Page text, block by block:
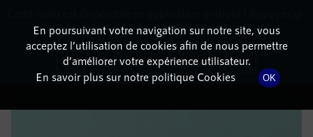
DÉTAILS DE L'ÉPISODE
30 août 2022à 6h59, durée : Invalid date
En poursuivant votre navigation sur notre site, vous
acceptez l’utilisation de cookies afin de nous permettre
d’améliorer votre expérience utilisateur.
En savoir plus sur notre politique Cookies
OK
dessous pour l'installer.
Non merci Télécharger l'application